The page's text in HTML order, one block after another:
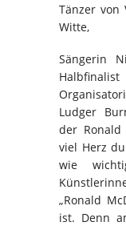
Tänzer von
Witte,
Sängerin
Ludger
der
viel Herz
wie
„Ronald
ist. Denn